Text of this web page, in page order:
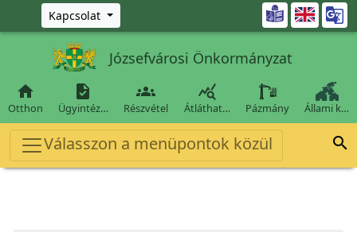
Ugrás a fő tartalomra
Kapcsolat 
Józsefvárosi Önkormányzat

Otthon

Ügyintéz…

Részvétel

Átláthat… Pázmány Állami k…
Válasszon a menüpontok közül 